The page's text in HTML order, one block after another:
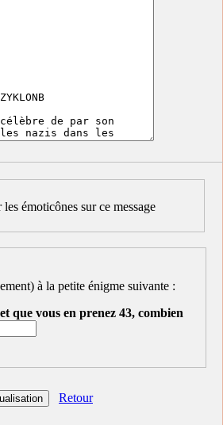
émoticônes sur ce message
à la petite énigme suivante :
que vous en prenez 43, combien
Retour